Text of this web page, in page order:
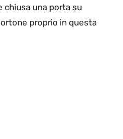
chiusa una porta su
proprio in questa